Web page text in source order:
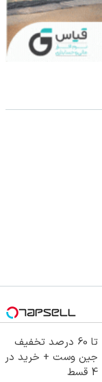
تا 60 درصد تخفیف
جین وست + خرید در
4 قسط